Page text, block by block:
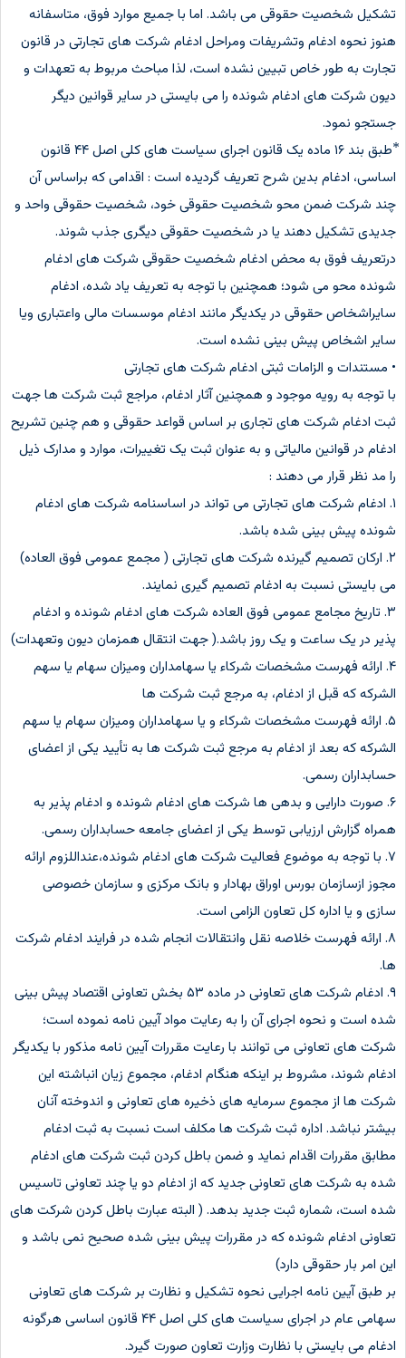
تشکیل شخصیت حقوقی می باشد. اما با جمیع موارد فوق، متاسفانه
هنوز نحوه ادغام وتشریفات ومراحل ادغام شرکت های تجارتی در قانون
تجارت به طور خاص تبیین نشده است، لذا مباحث مربوط به تعهدات و
دیون شرکت های ادغام شونده را می بایستی در سایر قوانین دیگر
جستجو نمود.
⃰ طبق بند ۱۶ ماده یک قانون اجرای سیاست های کلی اصل ۴۴ قانون
اساسی، ادغام بدین شرح تعریف گردیده است : اقدامی که براساس آن
چند شرکت ضمن محو شخصیت حقوقی خود، شخصیت حقوقی واحد و
جدیدی تشکیل دهند یا در شخصیت حقوقی دیگری جذب شوند.
درتعریف فوق به محض ادغام شخصیت حقوقی شرکت های ادغام
شونده محو می شود؛ همچنین با توجه به تعریف یاد شده، ادغام
سایراشخاص حقوقی در یکدیگر مانند ادغام موسسات مالی واعتباری ویا
سایر اشخاص پیش بینی نشده است.
• مستندات و الزامات ثبتی ادغام شرکت های تجارتی
با توجه به رویه موجود و همچنین آثار ادغام، مراجع ثبت شرکت ها جهت
ثبت ادغام شرکت های تجاری بر اساس قواعد حقوقی و هم چنین تشریح
ادغام در قوانین مالیاتی و به عنوان ثبت یک تغییرات، موارد و مدارک ذیل
را مد نظر قرار می دهند :
۱. ادغام شرکت های تجارتی می تواند در اساسنامه شرکت های ادغام
شونده پیش بینی شده باشد.
۲. ارکان تصمیم گیرنده شرکت های تجارتی ( مجمع عمومی فوق العاده)
می بایستی نسبت به ادغام تصمیم گیری نمایند.
۳. تاریخ مجامع عمومی فوق العاده شرکت های ادغام شونده و ادغام
پذیر در یک ساعت و یک روز باشد.( جهت انتقال همزمان دیون وتعهدات)
۴. ارائه فهرست مشخصات شرکاء یا سهامداران ومیزان سهام یا سهم
الشرکه که قبل از ادغام، به مرجع ثبت شرکت ها
۵. ارائه فهرست مشخصات شرکاء و یا سهامداران ومیزان سهام یا سهم
الشرکه که بعد از ادغام به مرجع ثبت شرکت ها به تأیید یکی از اعضای
حسابداران رسمی.
۶. صورت دارایی و بدهی ها شرکت های ادغام شونده و ادغام پذیر به
همراه گزارش ارزیابی توسط یکی از اعضای جامعه حسابداران رسمی.
۷. با توجه به موضوع فعالیت شرکت های ادغام شونده،عنداللزوم ارائه
مجوز ازسازمان بورس اوراق بهادار و بانک مرکزی و سازمان خصوصی
سازی و یا اداره کل تعاون الزامی است.
۸. ارائه فهرست خلاصه نقل وانتقالات انجام شده در فرایند ادغام شرکت
ها.
۹. ادغام شرکت های تعاونی در ماده ۵۳ بخش تعاونی اقتصاد پیش بینی
شده است و نحوه اجرای آن را به رعایت مواد آیین نامه نموده است‌؛
شرکت های تعاونی می توانند با رعایت مقررات آیین نامه مذکور با یکدیگر
ادغام شوند، مشروط بر اینکه هنگام ادغام، مجموع زیان انباشته این
شرکت ها از مجموع سرمایه های ذخیره های تعاونی و اندوخته آنان
بیشتر نباشد. اداره ثبت شرکت ها مکلف است نسبت به ثبت ادغام
مطابق مقررات اقدام نماید و ضمن باطل کردن ثبت شرکت های ادغام
شده به شرکت های تعاونی جدید که از ادغام دو یا چند تعاونی تاسیس
شده است، شماره ثبت جدید بدهد. ( البته عبارت باطل کردن شرکت های
تعاونی ادغام شونده که در مقررات پیش بینی شده صحیح نمی باشد و
این امر بار حقوقی دارد)
بر طبق آیین نامه اجرایی نحوه تشکیل و نظارت بر شرکت های تعاونی
سهامی عام در اجرای سیاست های کلی اصل ۴۴ قانون اساسی هرگونه
ادغام می بایستی با نظارت وزارت تعاون صورت گیرد.